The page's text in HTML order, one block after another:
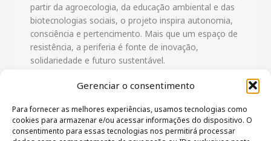
Gerenciar o consentimento
Para fornecer as melhores experiências, usamos tecnologias como
cookies para armazenar e/ou acessar informações do dispositivo. O
consentimento para essas tecnologias nos permitirá processar
partir da agroecologia, da educação ambiental e das
biotecnologias sociais, o projeto inspira autonomia,
consciência e pertencimento. Mais que um espaço de
resistência, a periferia é fonte de inovação,
solidariedade e futuro sustentável.
LER MAIS